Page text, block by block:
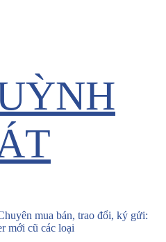
mua bán, trao đổi, ký gửi:
mới cũ các loại